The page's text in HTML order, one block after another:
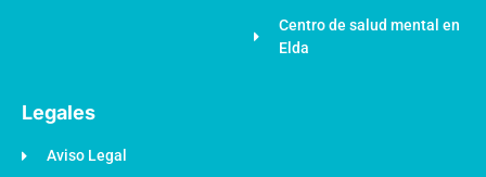
Centro de salud mental en
Elda
Legales
Aviso Legal